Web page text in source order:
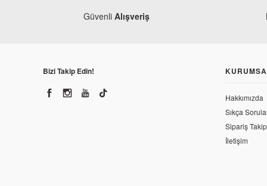
Honda Activa S Arka Jant
110,50 TL
Güvenli Alışveriş
Bizi Takip Edin!
Hakkımızda
Sıkça
Sipariş Takip
İletişim